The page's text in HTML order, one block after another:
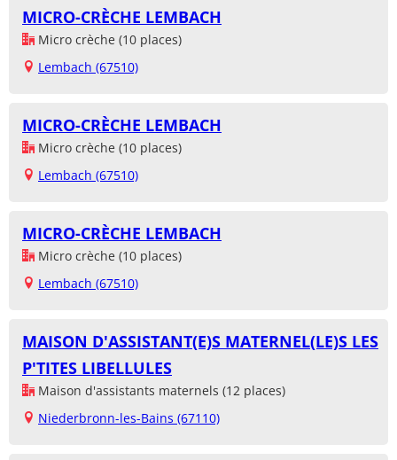
MICRO-CRÈCHE LEMBACH
Micro crèche (10 places)
Lembach (67510)
MICRO-CRÈCHE LEMBACH
Micro crèche (10 places)
Lembach (67510)
MICRO-CRÈCHE LEMBACH
Micro crèche (10 places)
Lembach (67510)
MAISON D'ASSISTANT(E)S MATERNEL(LE)S LES
P'TITES LIBELLULES
Maison d'assistants maternels (12 places)
Niederbronn-les-Bains (67110)